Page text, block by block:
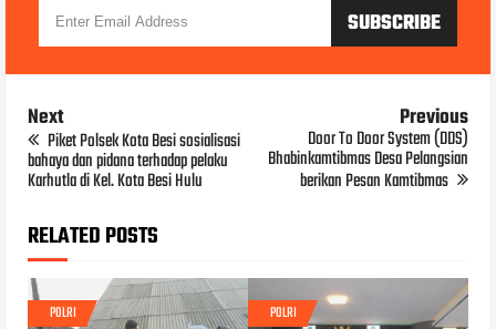
Next
Piket Polsek Kota Besi sosialisasi
bahaya dan pidana terhadap pelaku
Karhutla di Kel. Kota Besi Hulu
Previous
Door To Door System (DDS)
Bhabinkamtibmas Desa Pelangsian
berikan Pesan Kamtibmas
RELATED POSTS
POLRI POLRI